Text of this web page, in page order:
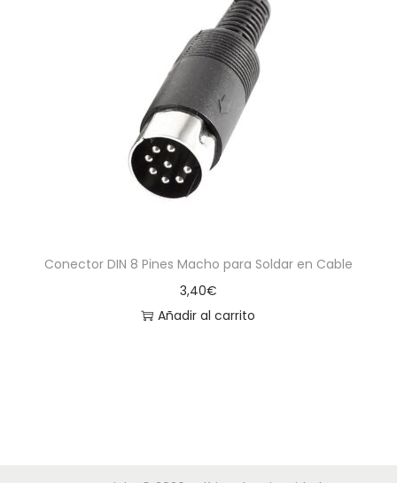
Conector DIN 8 Pines Macho para Soldar en Cable
3,40€
Añadir al carrito